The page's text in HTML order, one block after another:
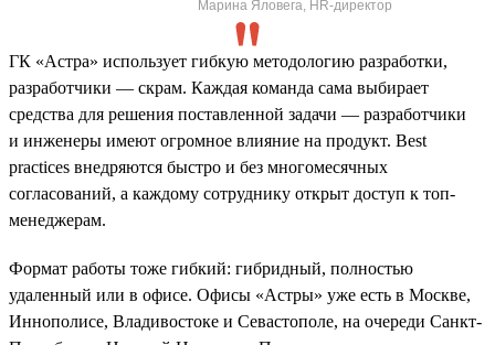
Марина Яловега, HR-директор
ГК «Астра» использует гибкую методологию разработки,
разработчики — скрам. Каждая команда сама выбирает
средства для решения поставленной задачи — разработчики
и инженеры имеют огромное влияние на продукт. Best
practices внедряются быстро и без многомесячных
согласований, а каждому сотруднику открыт доступ к топ-
менеджерам.
Формат работы тоже гибкий: гибридный, полностью
удаленный или в офисе. Офисы «Астры» уже есть в Москве,
Иннополисе, Владивостоке и Севастополе, на очереди Санкт-